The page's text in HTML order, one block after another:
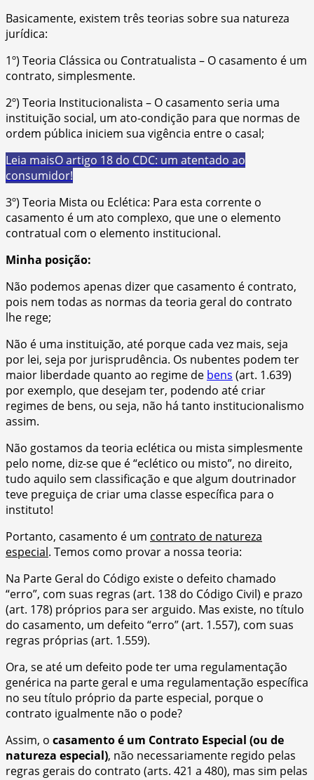
Basicamente, existem três teorias sobre sua natureza
jurídica:
1º) Teoria Clássica ou Contratualista – O casamento é um
contrato, simplesmente.
2º) Teoria Institucionalista – O casamento seria uma
instituição social, um ato-condição para que normas de
ordem pública iniciem sua vigência entre o casal;
Leia maisO artigo 18 do CDC: um atentado ao
consumidor!
3º) Teoria Mista ou Eclética: Para esta corrente o
casamento é um ato complexo, que une o elemento
contratual com o elemento institucional.
Minha posição:
Não podemos apenas dizer que casamento é contrato,
pois nem todas as normas da teoria geral do contrato
lhe rege;
Não é uma instituição, até porque cada vez mais, seja
por lei, seja por jurisprudência. Os nubentes podem ter
maior liberdade quanto ao regime de bens (art. 1.639)
por exemplo, que desejam ter, podendo até criar
regimes de bens, ou seja, não há tanto institucionalismo
assim.
Não gostamos da teoria eclética ou mista simplesmente
pelo nome, diz-se que é “eclético ou misto”, no direito,
tudo aquilo sem classificação e que algum doutrinador
teve preguiça de criar uma classe específica para o
instituto!
Portanto, casamento é um contrato de natureza
especial. Temos como provar a nossa teoria:
Na Parte Geral do Código existe o defeito chamado
“erro”, com suas regras (art. 138 do Código Civil) e prazo
(art. 178) próprios para ser arguido. Mas existe, no título
do casamento, um defeito “erro” (art. 1.557), com suas
regras próprias (art. 1.559).
Ora, se até um defeito pode ter uma regulamentação
genérica na parte geral e uma regulamentação específica
no seu título próprio da parte especial, porque o
contrato igualmente não o pode?
Assim, o casamento é um Contrato Especial (ou de
natureza especial), não necessariamente regido pelas
regras gerais do contrato (arts. 421 a 480), mas sim pelas